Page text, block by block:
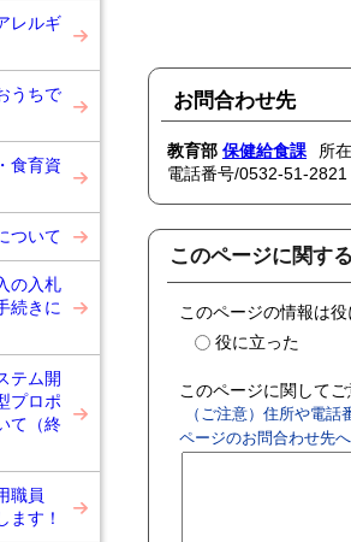
レルギ
うちで
食育資
ついて
の入札
続きに
テム開
プロポ
て（終
職員
ます！
お問合わせ先
教育部 保健給食課
所
電話番号/0532-51-2821
このページに関す
このページの情報は
役に立った
このページに関して
（ご注意）住所や電
ページのお問合わせ先